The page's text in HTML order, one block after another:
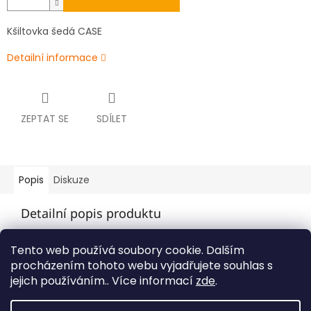
Tento web používá soubory cookie. Dalším
procházením tohoto webu vyjadřujete souhlas s
jejich používáním.. Více informací zde.
Kšiltovka šedá CASE
Detailní informace
ZEPTAT SE SDÍLET
Popis Diskuze
Detailní popis produktu